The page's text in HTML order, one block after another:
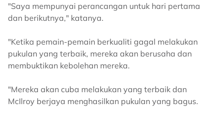
"Saya mempunyai perancangan untuk hari pertama
dan berikutnya," katanya.
"Ketika pemain-pemain berkualiti gagal melakukan
pukulan yang terbaik, mereka akan berusaha dan
membuktikan kebolehan mereka.
"Mereka akan cuba melakukan yang terbaik dan
McIlroy berjaya menghasilkan pukulan yang bagus.